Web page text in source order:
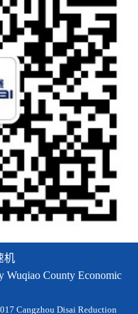
机
County Economic
Cangzhou Disai Reduction